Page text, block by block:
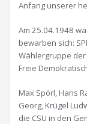
Anfang unserer
Am 25.04.1948
bewarben sich:
Wählergruppe
Freie
Max Spörl, Hans
Georg, Krügel
die CSU in den